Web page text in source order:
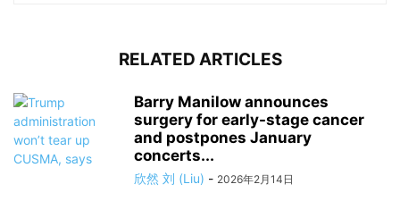
RELATED ARTICLES
Barry Manilow announces
surgery for early-stage cancer
and postpones January
concerts...
欣然 刘 (Liu) - 2026年2月14日